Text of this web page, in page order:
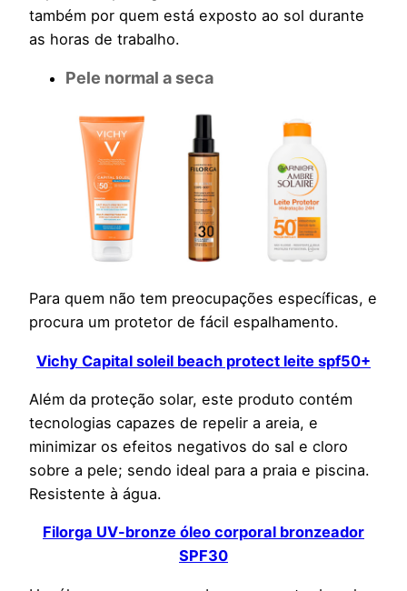
também por quem está exposto ao sol durante
as horas de trabalho.
Pele normal a seca
Para quem não tem preocupações específicas, e
procura um protetor de fácil espalhamento.
Vichy Capital soleil beach protect leite spf50+
Além da proteção solar, este produto contém
tecnologias capazes de repelir a areia, e
minimizar os efeitos negativos do sal e cloro
sobre a pele; sendo ideal para a praia e piscina.
Resistente à água.
Filorga UV-bronze óleo corporal bronzeador
SPF30